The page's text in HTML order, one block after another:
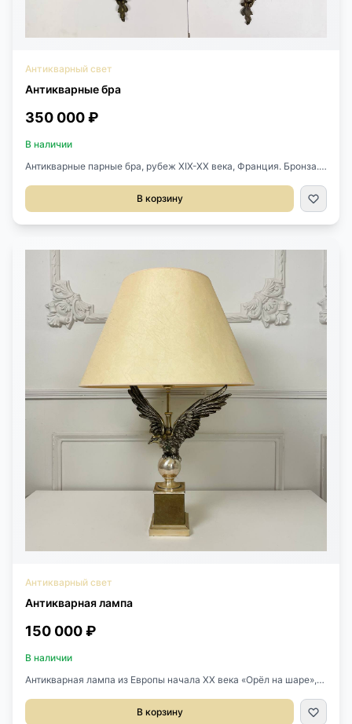
Антикварный свет
Антикварные бра
350 000 ₽
В наличии
Антикварные парные бра, рубеж ХIХ-ХХ века, Франция. Бронза.
В корзину
Антикварный свет
Антикварная лампа
150 000 ₽
В наличии
Антикварная лампа из Европы начала XX века «Орёл на шаре»,
молочного цвета. Высота 83 см. Диаметр абажура 54 см.
В корзину